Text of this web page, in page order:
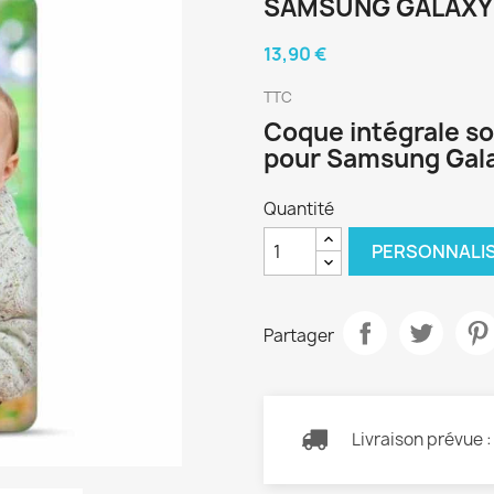
SAMSUNG
13,90 €
TTC
Coque intégrale
pour Samsung
Quantité
Partager
Livraison prévue :